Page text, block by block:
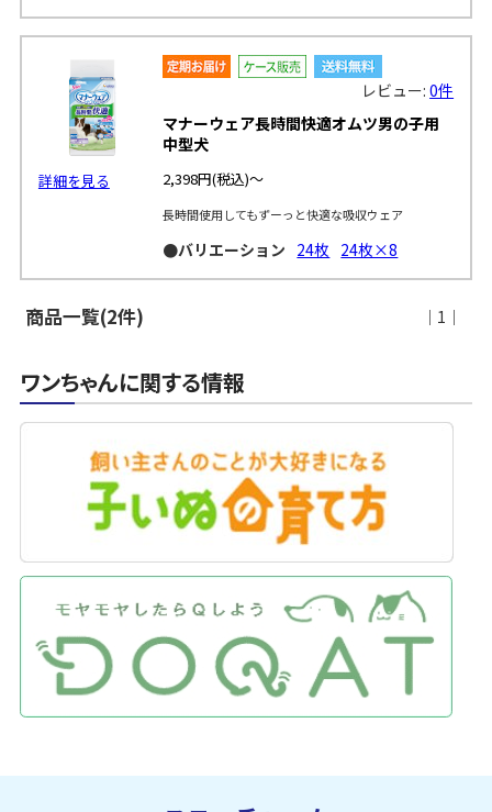
詳細を見る
レビュー:0件
マナーウェア長時間快適オムツ男の子用
中型犬
2,398円(税込)～
長時間使用してもずーっと快適な吸収ウェア
●バリエーション 24枚 24枚×8
商品一覧(2件) ｜1｜
ワンちゃんに関する情報